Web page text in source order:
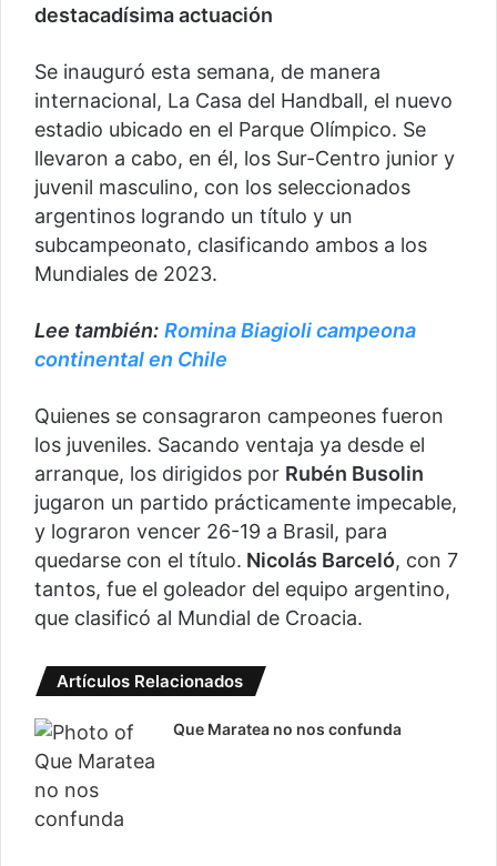
destacadísima actuación
Se inauguró esta semana, de manera
internacional, La Casa del Handball, el nuevo
estadio ubicado en el Parque Olímpico. Se
llevaron a cabo, en él, los Sur-Centro junior y
juvenil masculino, con los seleccionados
argentinos logrando un título y un
subcampeonato, clasificando ambos a los
Mundiales de 2023.
Lee también: Romina Biagioli campeona
continental en Chile
Quienes se consagraron campeones fueron
los juveniles. Sacando ventaja ya desde el
arranque, los dirigidos por Rubén Busolin
jugaron un partido prácticamente impecable,
y lograron vencer 26-19 a Brasil, para
quedarse con el título. Nicolás Barceló, con 7
tantos, fue el goleador del equipo argentino,
que clasificó al Mundial de Croacia.
Artículos Relacionados
Que Maratea no nos confunda